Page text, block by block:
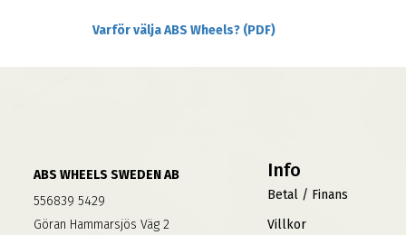
Varför välja ABS Wheels? (PDF)
ABS WHEELS SWEDEN AB
556839 5429
Göran Hammarsjös Väg 2
Info
Betal / Finans
Villkor